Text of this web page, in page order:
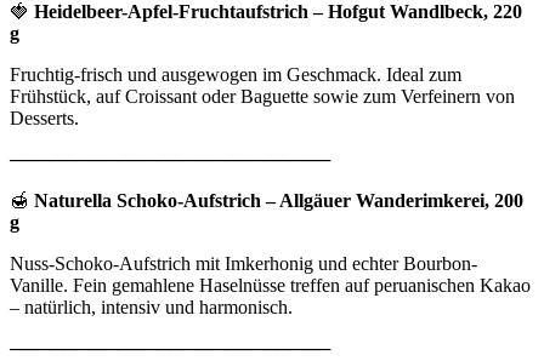
🍓 Heidelbeer-Apfel-Fruchtaufstrich – Hofgut Wandlbeck, 220
g
Fruchtig-frisch und ausgewogen im Geschmack. Ideal zum
Frühstück, auf Croissant oder Baguette sowie zum Verfeinern von
Desserts.
────────────────────────
🍯 Naturella Schoko-Aufstrich – Allgäuer Wanderimkerei, 200
g
Nuss-Schoko-Aufstrich mit Imkerhonig und echter Bourbon-
Vanille. Fein gemahlene Haselnüsse treffen auf peruanischen Kakao
– natürlich, intensiv und harmonisch.
────────────────────────